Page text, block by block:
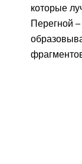
которые
Перегной